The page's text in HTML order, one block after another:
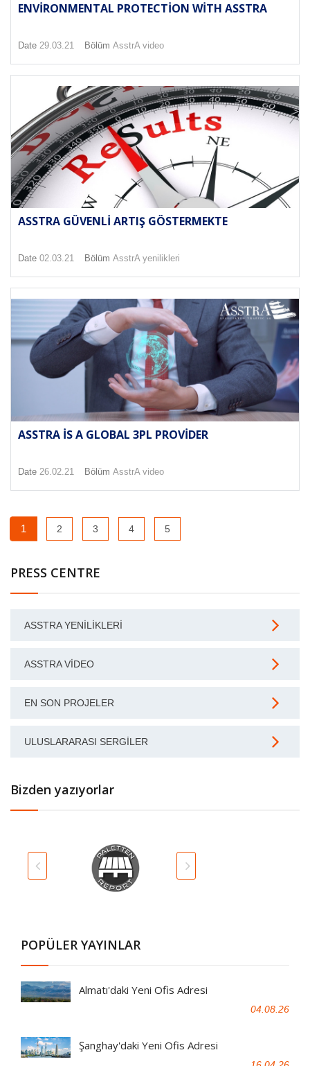
ENVIRONMENTAL PROTECTION WITH ASSTRA
Date 29.03.21 Bölüm AsstrA video
ASSTRA GÜVENLI ARTIŞ GÖSTERMEKTE
Date 02.03.21 Bölüm AsstrA yenilikleri
ASSTRA IS A GLOBAL 3PL PROVIDER
Date 26.02.21 Bölüm AsstrA video
1 2 3 4 5
PRESS CENTRE
ASSTRA YENILIKLERI
ASSTRA VIDEO
EN SON PROJELER
ULUSLARARASI SERGILER
Bizden yazıyorlar
POPÜLER YAYINLAR
Almatı'daki Yeni Ofis Adresi
04.08.26
Şanghay'daki Yeni Ofis Adresi